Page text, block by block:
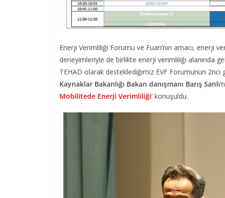
Enerji Verimliliği Forumu ve Fuarı’nın amacı, enerji
deneyimleriyle de birlikte enerji verimliliği alanında
TEHAD olarak desteklediğimiz EVF Forumunun 2nci
Kaynaklar Bakanlığı Bakan danışmanı Barış Sanlı
Mobilitede Enerji Verimliliği‘ konuşuldu.